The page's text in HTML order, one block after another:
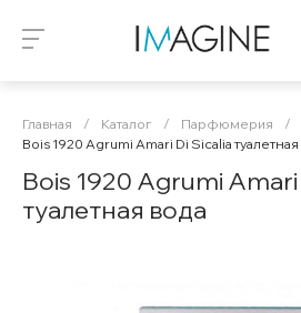
Главная / Каталог / Парфюмерия /
Bois 1920 Agrumi Amari Di Sicalia туалетная
Bois 1920 Agrumi Amari
туалетная вода